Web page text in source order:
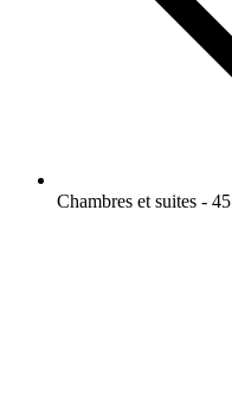
Chambres et suites - 45